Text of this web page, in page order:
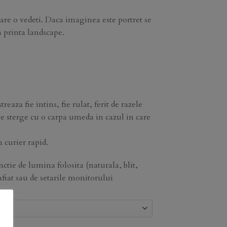
o vedeti. Daca imaginea este portret se
printa landscape.
fie intins, fie rulat, ferit de razele
sterge cu o carpa umeda in cazul in care
curier rapid.
de lumina folosita (naturala, blit,
sau de setarile monitorului